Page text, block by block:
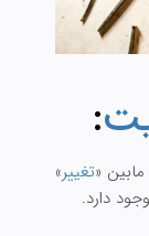
:
«تغییر»